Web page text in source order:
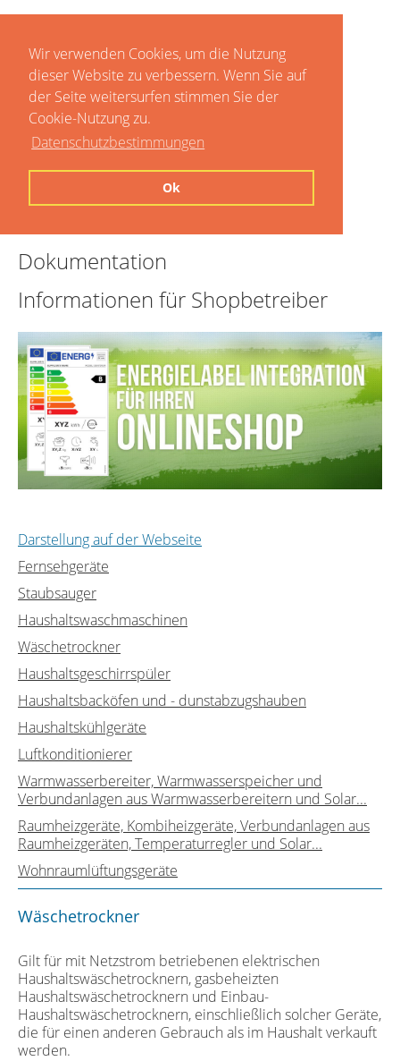
Wir verwenden Cookies, um die Nutzung
dieser Website zu verbessern. Wenn Sie auf
der Seite weitersurfen stimmen Sie der
Cookie-Nutzung zu.
Datenschutzbestimmungen
Ok
Dokumentation
Informationen für Shopbetreiber
Darstellung auf der Webseite
Fernsehgeräte
Staubsauger
Haushaltswaschmaschinen
Wäschetrockner
Haushaltsgeschirrspüler
Haushaltsbacköfen und - dunstabzugshauben
Haushaltskühlgeräte
Luftkonditionierer
Warmwasserbereiter, Warmwasserspeicher und
Verbundanlagen aus Warmwasserbereitern und Solar...
Raumheizgeräte, Kombiheizgeräte, Verbundanlagen aus
Raumheizgeräten, Temperaturregler und Solar...
Wohnraumlüftungsgeräte
Wäschetrockner
Gilt für mit Netzstrom betriebenen elektrischen
Haushaltswäschetrocknern, gasbeheizten
Haushaltswäschetrocknern und Einbau-
Haushaltswäschetrocknern, einschließlich solcher Geräte,
die für einen anderen Gebrauch als im Haushalt verkauft
werden.